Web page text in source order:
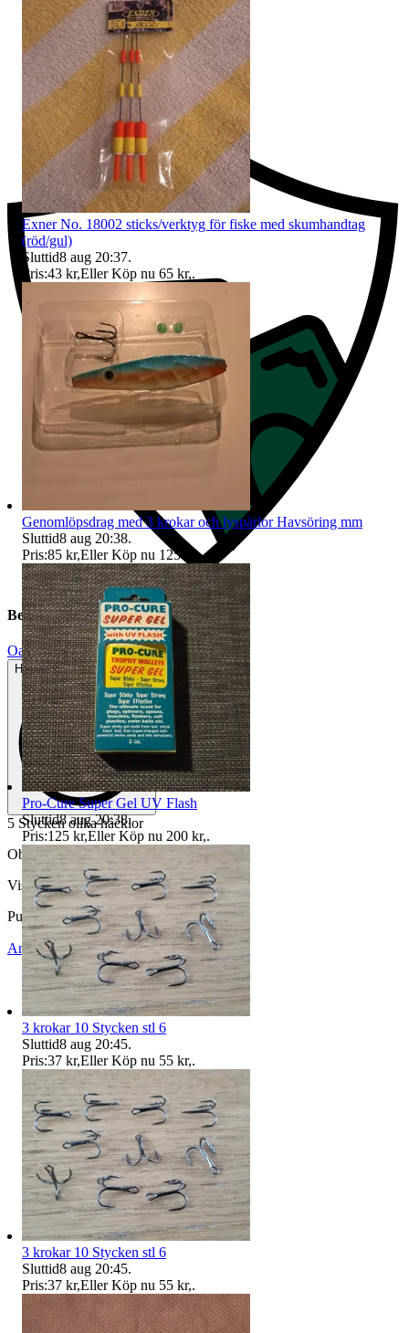
Ersättning om du inte får din vara
Beskrivning
Oanvänt
Helt ny och aldrig använd
5 Stycken olika häcklor
Objektnr
739 125 187
Visningar 53
Publicerad 4 jul 21:07
Anmäl Sälj liknande
Exner No. 18002 sticks/verktyg för fiske med skumhandtag
(röd/gul)
Sluttid8 aug 20:37.
Pris:43 kr,Eller Köp nu 65 kr,.
Genomlöpsdrag med 3 krokar och lyspärlor Havsöring mm
Sluttid8 aug 20:38.
Pris:85 kr,Eller Köp nu 125 kr ,.
Pro-Cure Super Gel UV Flash
Sluttid8 aug 20:38.
Pris:125 kr,Eller Köp nu 200 kr,.
3 krokar 10 Stycken stl 6
Sluttid8 aug 20:45.
Pris:37 kr,Eller Köp nu 55 kr,.
3 krokar 10 Stycken stl 6
Sluttid8 aug 20:45.
Pris:37 kr,Eller Köp nu 55 kr,.